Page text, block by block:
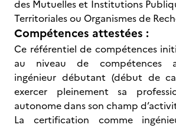
des Mutuelles et Institutions
Territoriales ou Organismes de
Compétences attestées :
Ce référentiel de compétences
au niveau de compétences
ingénieur débutant (début de
exercer pleinement sa
autonome dans son champ
La certification comme